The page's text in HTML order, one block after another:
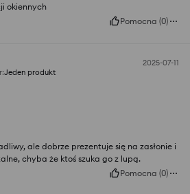
okiennych
Pomocna (0)
2025-07-11
:Jeden produkt
ale dobrze prezentuje się na zasłonie i
chyba że ktoś szuka go z lupą.
Pomocna (0)